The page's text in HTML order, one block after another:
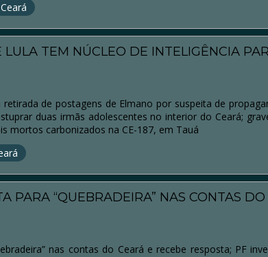
Ceará
TEM NÚCLEO DE INTELIGÊNCIA
retirada de postagens de Elmano por suspeita de
duas irmãs adolescentes no interior do Ceará;
mortos carbonizados na CE-187, em Tauá
PARA “QUEBRADEIRA” NAS CONTAS
nas contas do Ceará e recebe resposta; PF